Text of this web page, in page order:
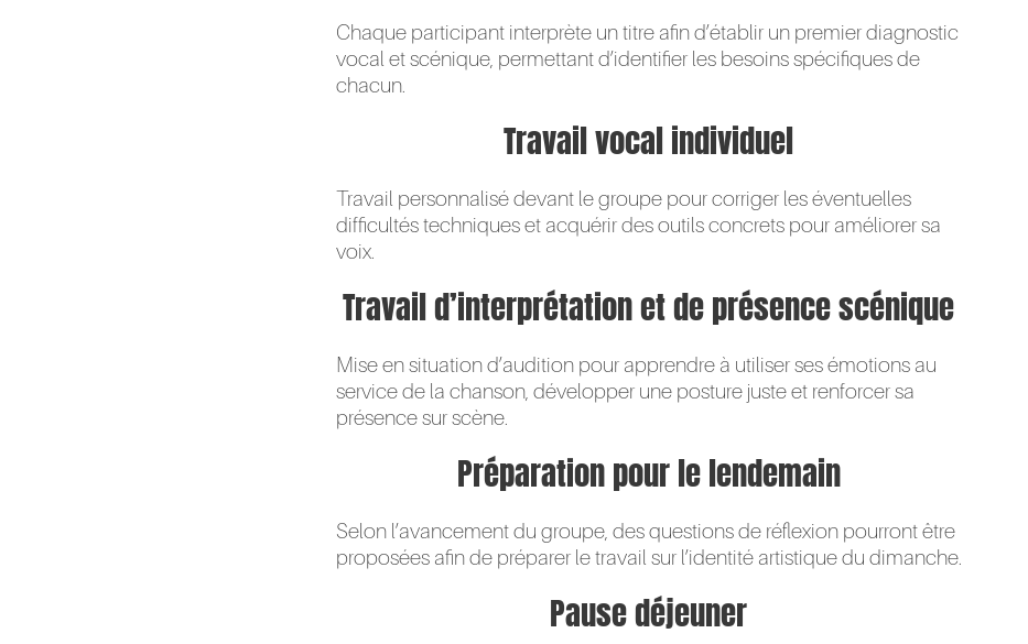
Chaque participant interprète un titre afin d’établir un premier diagnostic
vocal et scénique, permettant d’identifier les besoins spécifiques de
chacun.
Travail vocal individuel
Travail personnalisé devant le groupe pour corriger les éventuelles
difficultés techniques et acquérir des outils concrets pour améliorer sa
voix.
Travail d’interprétation et de présence scénique
Mise en situation d’audition pour apprendre à utiliser ses émotions au
service de la chanson, développer une posture juste et renforcer sa
présence sur scène.
Préparation pour le lendemain
Selon l’avancement du groupe, des questions de réflexion pourront être
proposées afin de préparer le travail sur l’identité artistique du dimanche.
Pause déjeuner